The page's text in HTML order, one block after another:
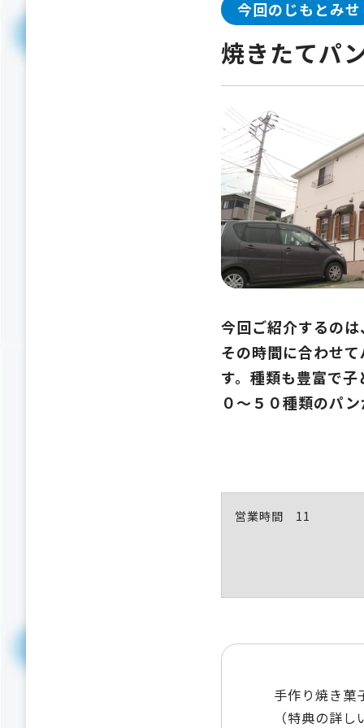
今回のじもとみせ
焼きたてパ
今回ご紹介するの
その時間に合わせ
す。種類も豊富で
０～５０種類のパ
営業時間 11
手作り焼き
（特典の詳